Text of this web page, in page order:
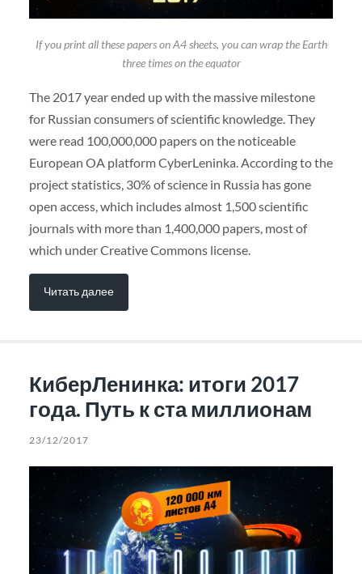
If you print all these papers on A4 sheets, you can wrap the Earth
three times on the equator
The 2017 year ended up with the massive milestone
for Russian consumers of scientific knowledge. They
were read 100,000,000 papers on the noticeable
European OA platform CyberLeninka. According to the
project statistics, 30% of science in Russia has gone
open access, which includes almost 1,500 scientific
journals with more than 1,400,000 papers, most of
which under Creative Commons license.
Читать далее
КиберЛенинка: итоги 2017
года. Путь к ста миллионам
23/12/2017